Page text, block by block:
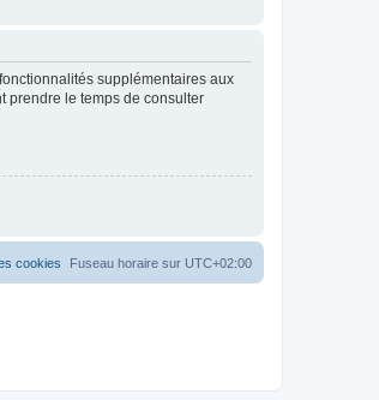
supplémentaires aux
prendre le temps de consulter
Fuseau horaire sur UTC+02:00
cookies